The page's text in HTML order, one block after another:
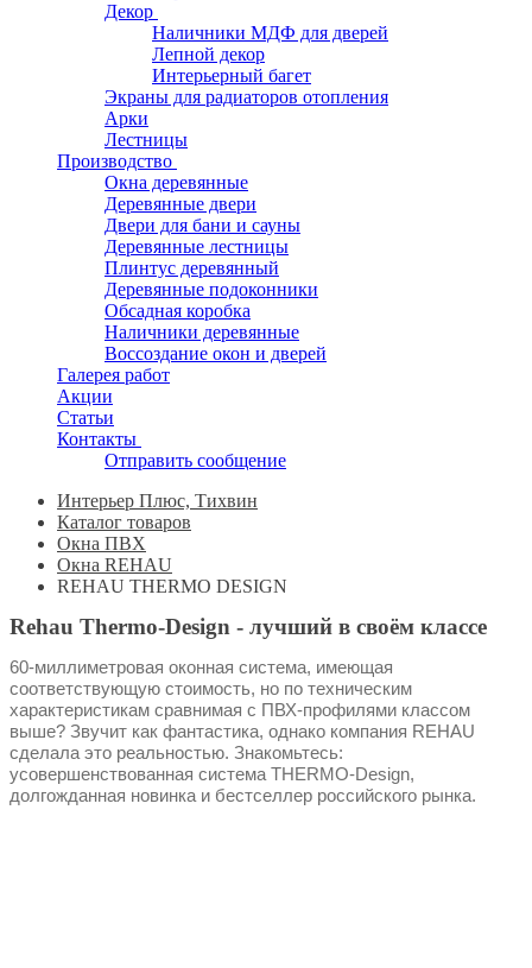
Декор
Наличники МДФ для дверей
Лепной декор
Интерьерный багет
Экраны для радиаторов отопления
Арки
Лестницы
Производство
Окна деревянные
Деревянные двери
Двери для бани и сауны
Деревянные лестницы
Плинтус деревянный
Деревянные подоконники
Обсадная коробка
Наличники деревянные
Воссоздание окон и дверей
Галерея работ
Акции
Статьи
Контакты
Отправить сообщение
Интерьер Плюс, Тихвин
Каталог товаров
Окна ПВХ
Окна REHAU
REHAU THERMO DESIGN
Rehau Thermo-Design - лучший в своём классе
60-миллиметровая оконная система, имеющая
соответствующую стоимость, но по техническим
характеристикам сравнимая с ПВХ-профилями классом
выше? Звучит как фантастика, однако компания REHAU
сделала это реальностью. Знакомьтесь:
усовершенствованная система THERMO-Design,
долгожданная новинка и бестселлер российского рынка.